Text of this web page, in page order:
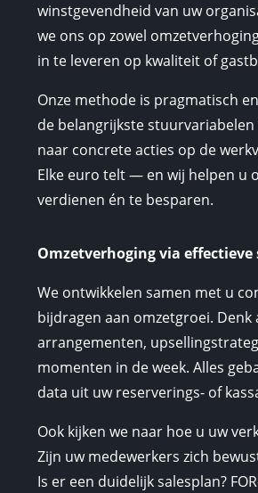
winstgevendheid van uw
we ons op zowel
in te leveren op kwaliteit of
Onze methode is pragmatisch
de belangrijkste
naar concrete acties op de
Elke euro telt — en wij helpen u
verdienen én te besparen.
Omzetverhoging via effectieve
We ontwikkelen samen met u
bijdragen aan omzetgroei.
arrangementen,
momenten in de week. Alles
data uit uw reserverings- of
Ook kijken we naar hoe u uw
Zijn uw medewerkers zich
Is er een duidelijk salesplan?